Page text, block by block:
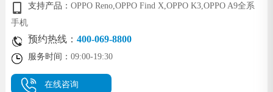
支持产品：OPPO Reno,OPPO Find X,OPPO K3,OPPO A9全系
手机
预约热线：400-069-8800
服务时间：09:00-19:30
在线咨询